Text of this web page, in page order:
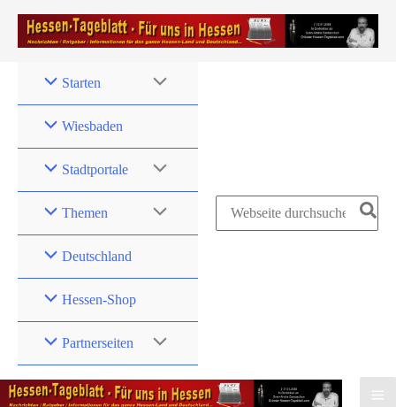
Zum
Inhalt
Starten
Wiesbaden
Stadtportale
Themen
Deutschland
Hessen-Shop
Partnerseiten
Search